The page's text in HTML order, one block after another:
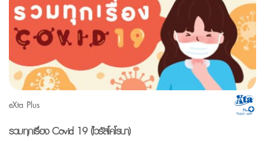
eXta Plus
รวมทุกเรื่อง Covid 19 (ไวรัสโคโรนา)